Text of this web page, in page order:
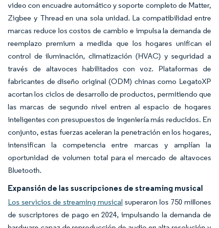
video con encuadre automático y soporte completo de Matter,
Zigbee y Thread en una sola unidad. La compatibilidad entre
marcas reduce los costos de cambio e impulsa la demanda de
reemplazo premium a medida que los hogares unifican el
control de iluminación, climatización (HVAC) y seguridad a
través de altavoces habilitados con voz. Plataformas de
fabricantes de diseño original (ODM) chinas como LegatoXP
acortan los ciclos de desarrollo de productos, permitiendo que
las marcas de segundo nivel entren al espacio de hogares
inteligentes con presupuestos de ingeniería más reducidos. En
conjunto, estas fuerzas aceleran la penetración en los hogares,
intensifican la competencia entre marcas y amplían la
oportunidad de volumen total para el mercado de altavoces
Bluetooth.
Expansión de las suscripciones de streaming musical
Los servicios de streaming musical superaron los 750 millones
de suscriptores de pago en 2024, impulsando la demanda de